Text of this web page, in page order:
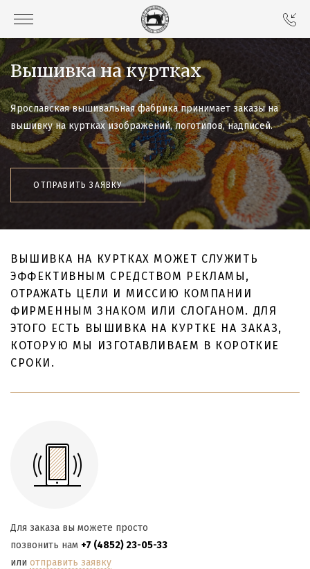
Вышивка на куртках
Ярославская вышивальная фабрика принимает заказы на
вышивку на куртках изображений, логотипов, надписей.
ОТПРАВИТЬ ЗАЯВКУ
ВЫШИВКА НА КУРТКАХ МОЖЕТ СЛУЖИТЬ
ЭФФЕКТИВНЫМ СРЕДСТВОМ РЕКЛАМЫ,
ОТРАЖАТЬ ЦЕЛИ И МИССИЮ КОМПАНИИ
ФИРМЕННЫМ ЗНАКОМ ИЛИ СЛОГАНОМ. ДЛЯ
ЭТОГО ЕСТЬ ВЫШИВКА НА КУРТКЕ НА ЗАКАЗ,
КОТОРУЮ МЫ ИЗГОТАВЛИВАЕМ В КОРОТКИЕ
СРОКИ.
Для заказа вы можете просто
позвонить нам +7 (4852) 23-05-33
или отправить заявку